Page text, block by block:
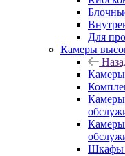
Для
Камеры
Камеры
Камеры
Камеры